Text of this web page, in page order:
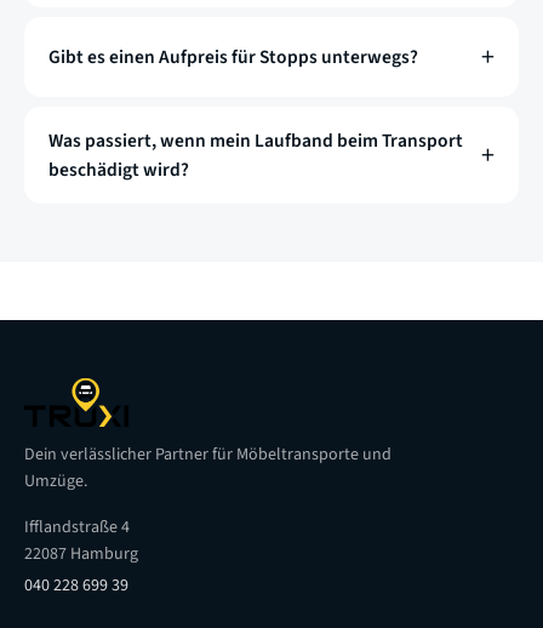
Gibt es einen Aufpreis für Stopps unterwegs?
Was passiert, wenn mein Laufband beim Transport
beschädigt wird?
Dein verlässlicher Partner für Möbeltransporte und
Umzüge.
Ifflandstraße 4
22087 Hamburg
040 228 699 39